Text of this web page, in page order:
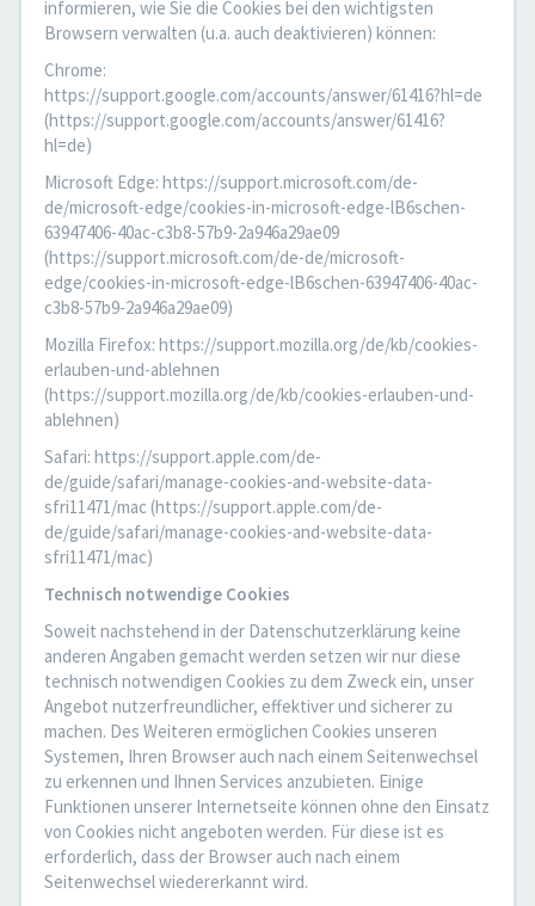
informieren, wie Sie die Cookies bei den wichtigsten
Browsern verwalten (u.a. auch deaktivieren) können:
Chrome:
https://support.google.com/accounts/answer/61416?hl=de
(https://support.google.com/accounts/answer/61416?
hl=de)
Microsoft Edge: https://support.microsoft.com/de-
de/microsoft-edge/cookies-in-microsoft-edge-lB6schen-
63947406-40ac-c3b8-57b9-2a946a29ae09
(https://support.microsoft.com/de-de/microsoft-
edge/cookies-in-microsoft-edge-lB6schen-63947406-40ac-
c3b8-57b9-2a946a29ae09)
Mozilla Firefox: https://support.mozilla.org/de/kb/cookies-
erlauben-und-ablehnen
(https://support.mozilla.org/de/kb/cookies-erlauben-und-
ablehnen)
Safari: https://support.apple.com/de-
de/guide/safari/manage-cookies-and-website-data-
sfri11471/mac (https://support.apple.com/de-
de/guide/safari/manage-cookies-and-website-data-
sfri11471/mac)
Technisch notwendige Cookies
Soweit nachstehend in der Datenschutzerklärung keine
anderen Angaben gemacht werden setzen wir nur diese
technisch notwendigen Cookies zu dem Zweck ein, unser
Angebot nutzerfreundlicher, effektiver und sicherer zu
machen. Des Weiteren ermöglichen Cookies unseren
Systemen, Ihren Browser auch nach einem Seitenwechsel
zu erkennen und Ihnen Services anzubieten. Einige
Funktionen unserer Internetseite können ohne den Einsatz
von Cookies nicht angeboten werden. Für diese ist es
erforderlich, dass der Browser auch nach einem
Seitenwechsel wiedererkannt wird.